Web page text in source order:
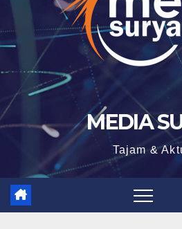
MEDIA
Tajam &